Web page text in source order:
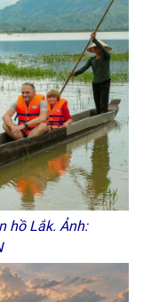
hồ Lắk. Ảnh: